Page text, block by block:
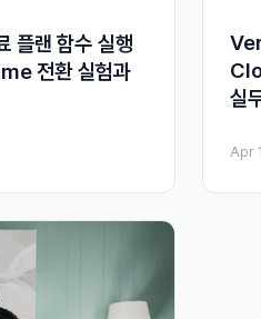
랜 함수 실행
전환 실험과
실
Apr